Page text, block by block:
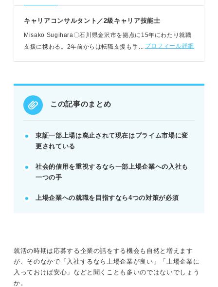
いる。
キャリアアップ制度が整い、大規模な経験を積め
る。
POINT：給与は高い傾向だが、業界や企業規模で差
があるため注意が必要です。
一部上場企業の内定獲得に必要な対策
る。
競合との違いを見つける企業研究で差別化を図る。
る。
記事の該当箇所を見る
東証一部上場企業の意味を理解して就職先の視
野を広げよう
キャリアコンサルタント／2級キャリア技能士
Misako Sugihara〇石川県金沢市を拠点に15年にわたり就職
支援に携わる。2年前からは転職支援も手掛けているプロフィール詳細
この記事のまとめ
東証一部上場は廃止されて現在はプライム市場に変
更されている
社会的信用を重視するなら一部上場企業への入社も
一つの手
上場企業への就職を目指すなら4つの対策が必須
就活の時期は応募する企業の話をする機会も自然と増えます
が、そのなかで「入社するなら上場企業が良い」「上場企業に
入っておけば安心」などと聞くことも多いのではないでしょう
か。